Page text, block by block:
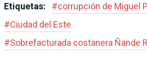
Etiquetas: #corrupción de Miguel
#Ciudad del Este
#Sobrefacturada costanera Ñande